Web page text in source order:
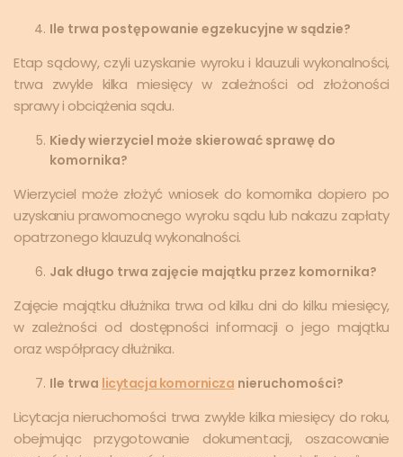
Ile trwa postępowanie egzekucyjne w sądzie?
Etap sądowy, czyli uzyskanie wyroku i klauzuli wykonalności,
trwa zwykle kilka miesięcy w zależności od złożoności
sprawy i obciążenia sądu.
Kiedy wierzyciel może skierować sprawę do
komornika?
Wierzyciel może złożyć wniosek do komornika dopiero po
uzyskaniu prawomocnego wyroku sądu lub nakazu zapłaty
opatrzonego klauzulą wykonalności.
Jak długo trwa zajęcie majątku przez komornika?
Zajęcie majątku dłużnika trwa od kilku dni do kilku miesięcy,
w zależności od dostępności informacji o jego majątku
oraz współpracy dłużnika.
Ile trwa licytacja komornicza nieruchomości?
Licytacja nieruchomości trwa zwykle kilka miesięcy do roku,
obejmując przygotowanie dokumentacji, oszacowanie